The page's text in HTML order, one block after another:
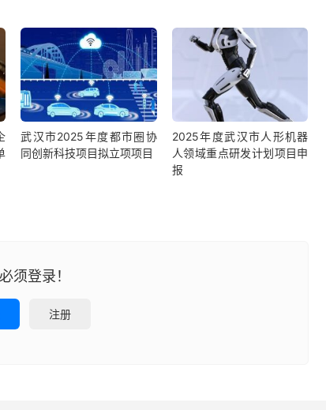
武汉市2025年度都市圈协
同创新科技项目拟立项项目
2025年度武汉市人形机器
人领域重点研发计划项目申
报
须登录！
注册